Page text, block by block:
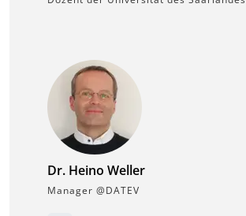
Dr. Heino Weller
Manager @DATEV